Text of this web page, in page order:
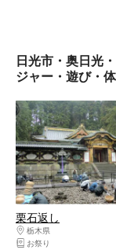
日光市・奥日光
ジャー・遊び・
栗石返し
栃木県
日光・霧降高
お祭り